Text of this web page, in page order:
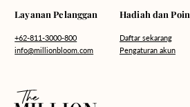
Layanan Pelanggan
+62-811-3000-800
info@millionbloom.com
Hadiah dan Poin
Daftar sekarang
Pengaturan akun